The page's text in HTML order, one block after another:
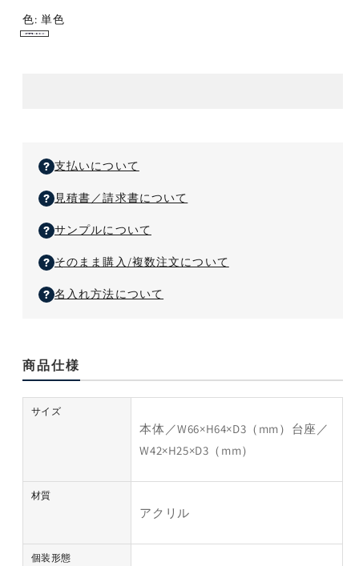
ン
ド
ら
色:単色
支払いについて
見積書／請求書について
サンプルについて
そのまま購入/複数注文について
名入れ方法について
商品仕様
サイズ
本体／W66×H64×D3（mm）台座／
W42×H25×D3（mm）
材質
アクリル
個装形態